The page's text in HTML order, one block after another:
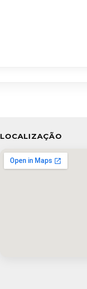
LOCALIZAÇÃO